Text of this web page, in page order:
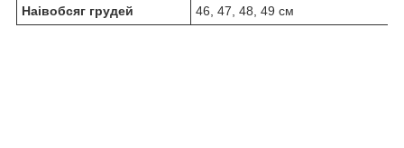
Наівобсяг грудей
46, 47, 48, 49 см